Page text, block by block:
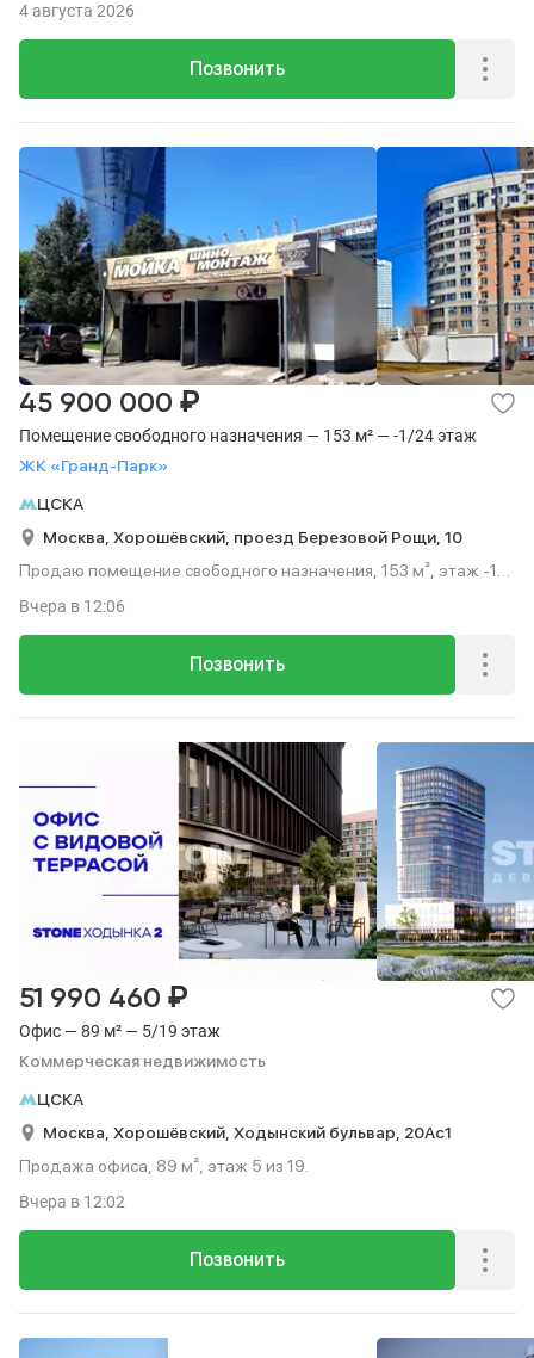
Позвонить
4 августа 2026
Помещение свободного назначения — 153 м² — -1/24 этаж
ЖК «Гранд-Парк»
45 900 000 ₽
ЦСКА
Москва, Хорошёвский, проезд Березовой Рощи, 10
Продаю помещение свободного назначения, 153 м², этаж -1
Позвонить
Вчера в 12:06
Офис — 89 м² — 5/19 этаж
Коммерческая недвижимость
51 990 460 ₽
ЦСКА
Москва, Хорошёвский, Ходынский бульвар, 20Ас1
Продажа офиса, 89 м², этаж 5 из 19.
Позвонить
Вчера в 12:02